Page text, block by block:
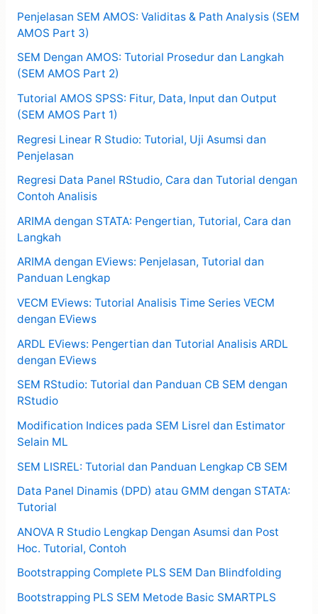
Penjelasan SEM AMOS: Validitas & Path Analysis (SEM
AMOS Part 3)
SEM Dengan AMOS: Tutorial Prosedur dan Langkah
(SEM AMOS Part 2)
Tutorial AMOS SPSS: Fitur, Data, Input dan Output
(SEM AMOS Part 1)
Regresi Linear R Studio: Tutorial, Uji Asumsi dan
Penjelasan
Regresi Data Panel RStudio, Cara dan Tutorial dengan
Contoh Analisis
ARIMA dengan STATA: Pengertian, Tutorial, Cara dan
Langkah
ARIMA dengan EViews: Penjelasan, Tutorial dan
Panduan Lengkap
VECM EViews: Tutorial Analisis Time Series VECM
dengan EViews
ARDL EViews: Pengertian dan Tutorial Analisis ARDL
dengan EViews
SEM RStudio: Tutorial dan Panduan CB SEM dengan
RStudio
Modification Indices pada SEM Lisrel dan Estimator
Selain ML
SEM LISREL: Tutorial dan Panduan Lengkap CB SEM
Data Panel Dinamis (DPD) atau GMM dengan STATA:
Tutorial
ANOVA R Studio Lengkap Dengan Asumsi dan Post
Hoc. Tutorial, Contoh
Bootstrapping Complete PLS SEM Dan Blindfolding
Bootstrapping PLS SEM Metode Basic SMARTPLS